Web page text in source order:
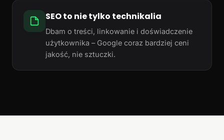
SEO to nie tylko technikalia
Dbam o treści, linkowanie i doświadczenie
użytkownika – Google coraz bardziej ceni
jakość, nie sztuczki.